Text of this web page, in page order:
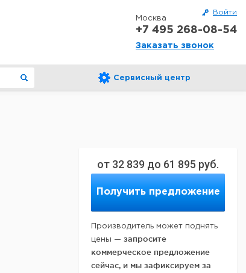
Войти
Москва
+7 495 268-08-54
Заказать звонок
Сервисный центр
от 32 839 до 61 895 руб.
Получить предложение
Производитель может поднять
цены — запросите
коммерческое предложение
сейчас, и мы зафиксируем за